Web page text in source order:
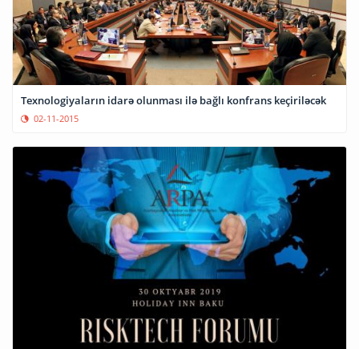
Texnologiyaların idarə olunması ilə bağlı konfrans keçiriləcək
02-11-2015